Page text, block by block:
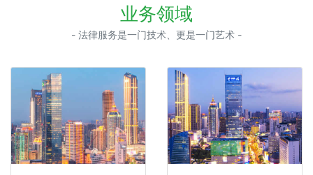
业务领域
- 法律服务是一门技术、更是一门艺术 -